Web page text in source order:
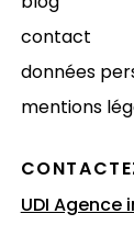
contact
données
mentions
UDI